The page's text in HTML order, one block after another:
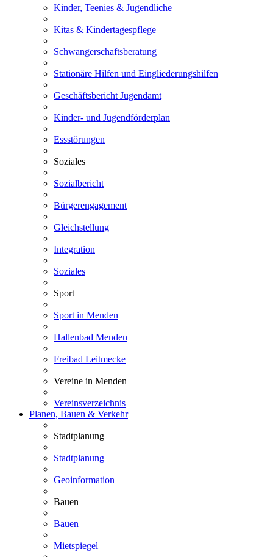
Kinder, Teenies & Jugendliche
Kitas & Kindertagespflege
Schwangerschaftsberatung
Stationäre Hilfen und Eingliederungshilfen
Geschäftsbericht Jugendamt
Kinder- und Jugendförderplan
Essstörungen
Soziales
Sozialbericht
Bürgerengagement
Gleichstellung
Integration
Soziales
Sport
Sport in Menden
Hallenbad Menden
Freibad Leitmecke
Vereine in Menden
Vereinsverzeichnis
Planen, Bauen & Verkehr
Stadtplanung
Stadtplanung
Geoinformation
Bauen
Bauen
Mietspiegel